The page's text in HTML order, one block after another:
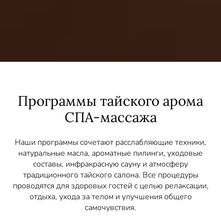
Программы тайского арома
СПА-массажа
Наши программы сочетают расслабляющие техники,
натуральные масла, ароматные пилинги, уходовые
составы, инфракрасную сауну и атмосферу
традиционного тайского салона. Все процедуры
проводятся для здоровых гостей с целью релаксации,
отдыха, ухода за телом и улучшения общего
самочувствия.